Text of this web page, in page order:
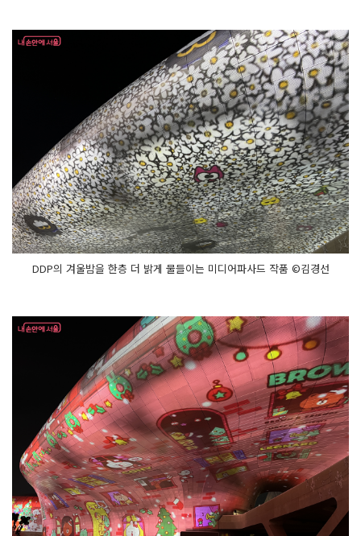
DDP의 겨울밤을 한층 더 밝게 물들이는 미디어파사드 작품 ©김경선